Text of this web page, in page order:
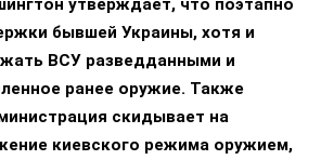
утверждает, что поэтапно
бывшей Украины, хотя и
ВСУ разведданными и
ранее оружие. Также
скидывает на
киевского режима оружием,